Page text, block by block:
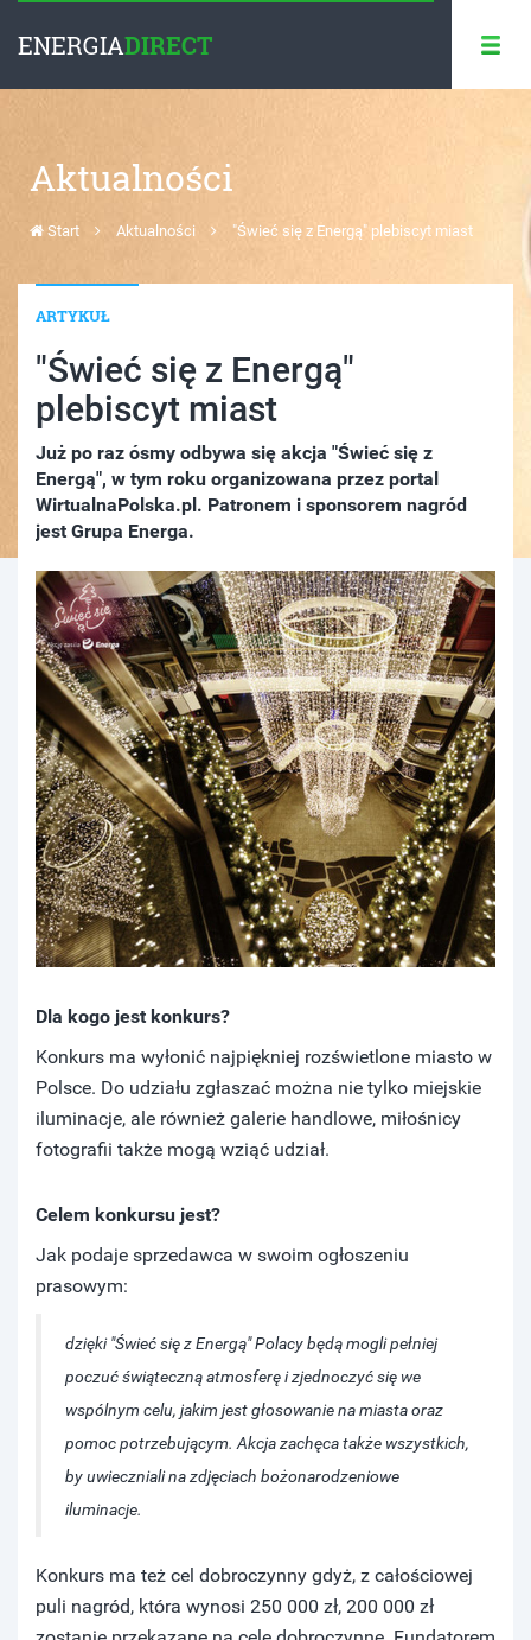
ENERGIADIRECT
Aktualności
Start Aktualności "Świeć się z Energą" plebiscyt miast
ARTYKUŁ
"Świeć się z Energą"
plebiscyt miast
Już po raz ósmy odbywa się akcja "Świeć się z
Energą", w tym roku organizowana przez portal
WirtualnaPolska.pl. Patronem i sponsorem nagród
jest Grupa Energa.
Dla kogo jest konkurs?
Konkurs ma wyłonić najpiękniej rozświetlone miasto w
Polsce. Do udziału zgłaszać można nie tylko miejskie
iluminacje, ale również galerie handlowe, miłośnicy
fotografii także mogą wziąć udział.
Celem konkursu jest?
Jak podaje sprzedawca w swoim ogłoszeniu
prasowym:
dzięki "Świeć się z Energą" Polacy będą mogli pełniej
poczuć świąteczną atmosferę i zjednoczyć się we
wspólnym celu, jakim jest głosowanie na miasta oraz
pomoc potrzebującym. Akcja zachęca także wszystkich,
by uwieczniali na zdjęciach bożonarodzeniowe
iluminacje.
Konkurs ma też cel dobroczynny gdyż, z całościowej
puli nagród, która wynosi 250 000 zł, 200 000 zł